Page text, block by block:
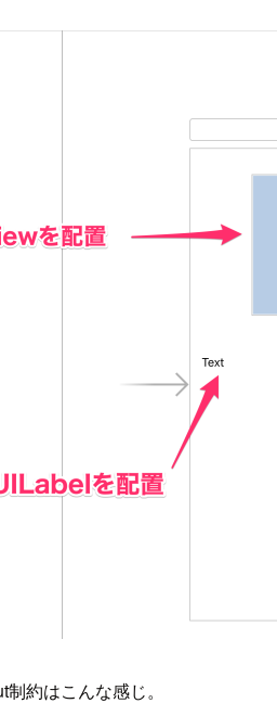
約はこんな感じ。